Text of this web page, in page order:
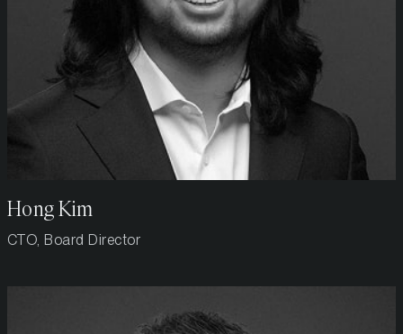
Hong Kim
CTO, Board Director